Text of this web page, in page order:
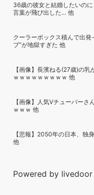
36歳の彼女と結婚したいの
言葉が飛び出した… 他
クーラーボックス積んで出
ブ”が地獄すぎた 他
【画像】長濱ねる(27歳)の
ｗｗｗｗｗｗｗｗｗ 他
【画像】人気Vチューバー
ｗｗｗ 他
【悲報】2050年の日本、独
他
Powered by livedoor